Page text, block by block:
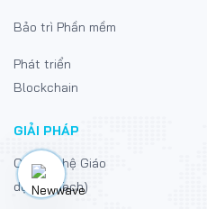
Bảo trì Phần mềm
Phát triển
Blockchain
GIẢI PHÁP
Công nghệ Giáo
dục (EdTech)